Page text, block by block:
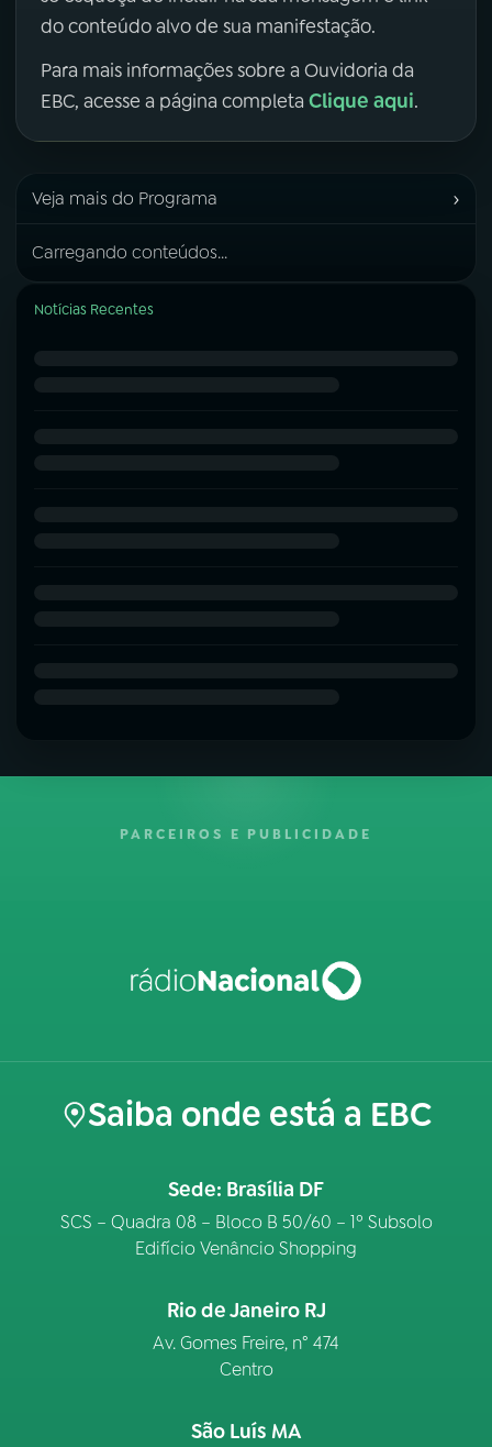
do conteúdo alvo de sua manifestação.
Para mais informações sobre a Ouvidoria da
EBC, acesse a página completa Clique aqui.
Veja mais do Programa ›
Carregando conteúdos...
Notícias Recentes
PARCEIROS E PUBLICIDADE
Saiba onde está a EBC
Sede: Brasília DF
SCS – Quadra 08 – Bloco B 50/60 – 1º Subsolo
Edifício Venâncio Shopping
Rio de Janeiro RJ
Av. Gomes Freire, n° 474
Centro
São Luís MA